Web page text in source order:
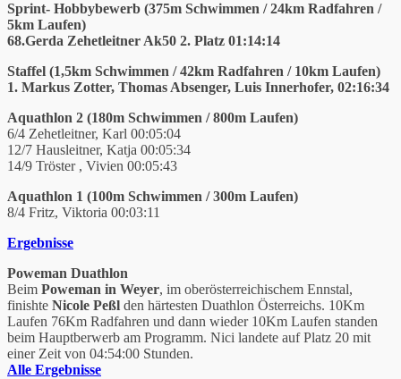
Sprint- Hobbybewerb (375m Schwimmen / 24km Radfahren /
5km Laufen)
68.Gerda Zehetleitner Ak50 2. Platz 01:14:14
Staffel (1,5km Schwimmen / 42km Radfahren / 10km Laufen)
1. Markus Zotter, Thomas Absenger, Luis Innerhofer, 02:16:34
Aquathlon 2 (180m Schwimmen / 800m Laufen)
6/4 Zehetleitner, Karl 00:05:04
12/7 Hausleitner, Katja 00:05:34
14/9 Tröster , Vivien 00:05:43
Aquathlon 1 (100m Schwimmen / 300m Laufen)
8/4 Fritz, Viktoria 00:03:11
Ergebnisse
Poweman Duathlon
Beim Poweman in Weyer, im oberösterreichischem Ennstal,
finishte Nicole Peßl den härtesten Duathlon Österreichs. 10Km
Laufen 76Km Radfahren und dann wieder 10Km Laufen standen
beim Hauptberwerb am Programm. Nici landete auf Platz 20 mit
einer Zeit von 04:54:00 Stunden.
Alle Ergebnisse